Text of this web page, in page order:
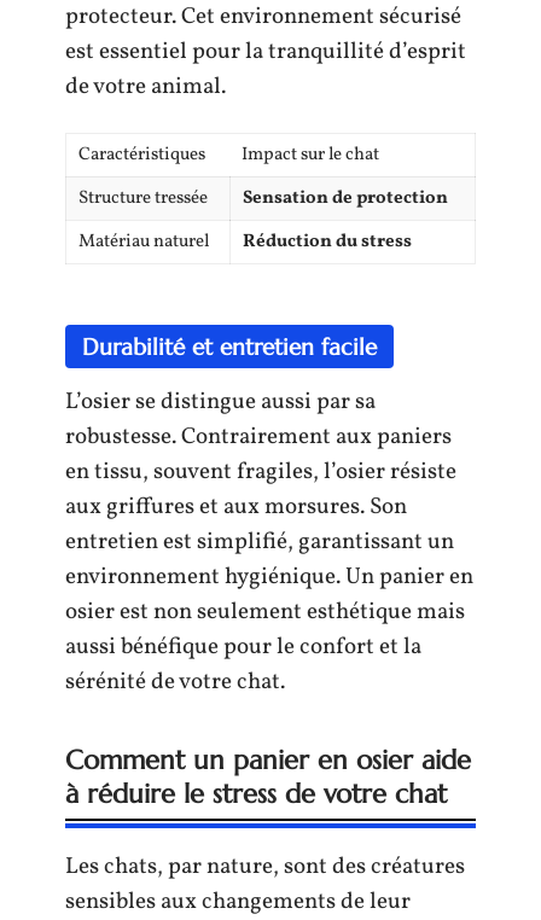
protecteur. Cet environnement sécurisé
est essentiel pour la tranquillité d’esprit
de votre animal.
Caractéristiques
Impact sur le chat
Structure tressée
Sensation de protection
Matériau naturel
Réduction du stress
Durabilité et entretien facile
L’osier se distingue aussi par sa
robustesse. Contrairement aux paniers
en tissu, souvent fragiles, l’osier résiste
aux griffures et aux morsures. Son
entretien est simplifié, garantissant un
environnement hygiénique. Un panier en
osier est non seulement esthétique mais
aussi bénéfique pour le confort et la
sérénité de votre chat.
Comment un panier en osier aide
à réduire le stress de votre chat
Les chats, par nature, sont des créatures
sensibles aux changements de leur